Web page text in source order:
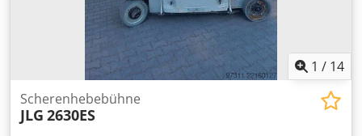
1 / 14
Scherenhebebühne
JLG 2630ES